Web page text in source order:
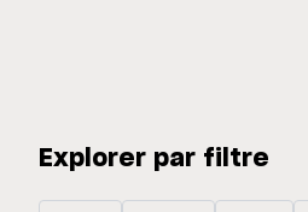
Explorer par filtre